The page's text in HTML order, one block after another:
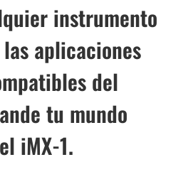
instrumento
aplicaciones
del
tu mundo
iMX-1.